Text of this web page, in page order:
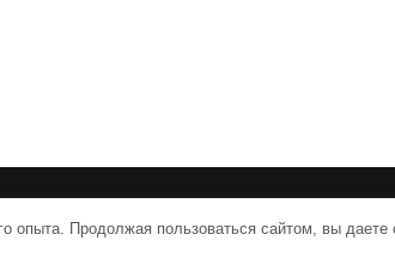
опыта. Продолжая пользоваться сайтом, вы